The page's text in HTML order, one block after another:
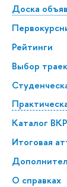
Доска
Рейтинги
Выбор
Каталог ВКР
Итоговая
О справках